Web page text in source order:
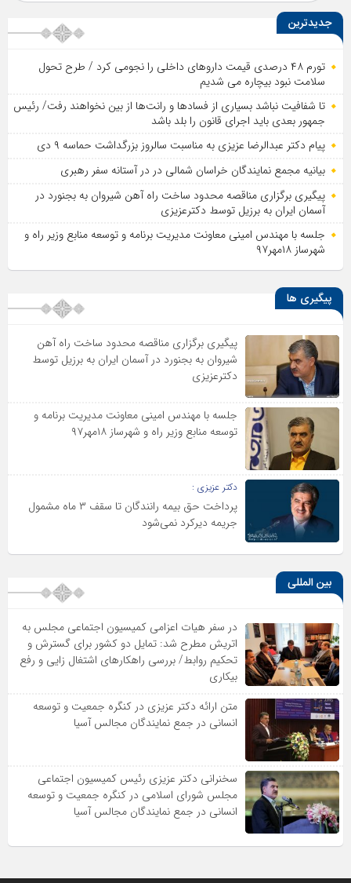
جدیدترین
تورم ۴۸ درصدی قیمت داروهای داخلی را نجومی کرد / طرح تحول
سلامت نبود بیچاره می شدیم
تا شفافیت نباشد بسیاری از فساد‌ها و رانت‌ها از بین نخواهند رفت/ رئیس
جمهور بعدی باید اجرای قانون را بلد باشد
پیام دکتر عبدالرضا عزیزی به مناسبت سالروز بزرگداشت حماسه ۹ دی
بیانیه مجمع نمایندگان خراسان شمالی در در آستانه سفر رهبری
پیگیری برگزاری مناقصه محدود ساخت راه آهن شیروان به بجنورد در
آسمان ایران به برزیل توسط دکترعزیزی
جلسه با مهندس امینی معاونت مدیریت برنامه و توسعه منابع وزیر راه و
شهرساز ۱۸مهر۹۷
پیگیری ها
پیگیری برگزاری مناقصه محدود ساخت راه آهن
شیروان به بجنورد در آسمان ایران به برزیل توسط
دکترعزیزی
جلسه با مهندس امینی معاونت مدیریت برنامه و
توسعه منابع وزیر راه و شهرساز ۱۸مهر۹۷
دکتر عزیزی :
پرداخت حق بیمه رانندگان تا سقف ۳ ماه مشمول
جریمه دیرکرد نمی‌شود
بین المللی
در سفر هیات اعزامی کمیسیون اجتماعی مجلس به
اتریش مطرح شد: تمایل دو کشور برای گسترش و
تحکیم روابط/ بررسی راهکارهای اشتغال زایی و رفع
بیکاری
متن ارائه دکتر عزیزى در کنگره جمعیت و توسعه
انسانى در جمع نمایندگان مجالس آسیا
سخنرانى دکتر عزیزى رئیس کمیسیون اجتماعى
مجلس شوراى اسلامى در کنگره جمعیت و توسعه
انسانى در جمع نمایندگان مجالس آسیا